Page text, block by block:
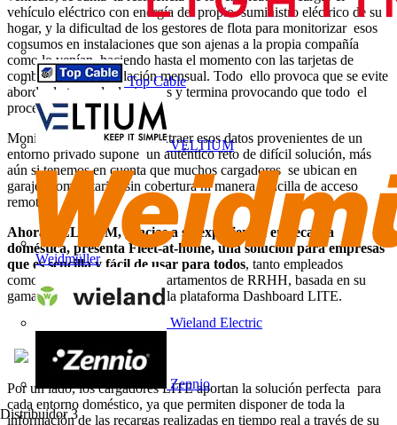
Top Cable
VELTIUM
Weidmüller
Wieland Electric
Zennio
Distribuidor 3
vehículo eléctrico con energía del propio suministro eléctrico de su
hogar, y la dificultad de los gestores de flota para monitorizar esos
consumos en instalaciones que son ajenas a la propia compañía
como lo venían haciendo hasta el momento con las tarjetas de
combustible de liquidación mensual. Todo ello provoca que se evite
abordar la toma de decisiones y termina provocando que todo el
proceso se retrase.
Monitorizar las recargas y extraer esos datos provenientes de un
entorno privado supone un auténtico reto de difícil solución, más
aún si tenemos en cuenta que muchos cargadores se ubican en
garajes comunitarios sin cobertura ni manera sencilla de acceso
remoto
Ahora VELTIUM, gracias a su experiencia en recarga
doméstica, presenta Fleet-at-home, una solución para empresas
que es sencilla y fácil de usar para todos, tanto empleados
como gestores de flota o departamentos de RRHH, basada en su
gama de cargadores LITE y la plataforma Dashboard LITE.
Por un lado, los cargadores LITE aportan la solución perfecta para
cada entorno doméstico, ya que permiten disponer de toda la
información de las recargas realizadas en tiempo real a través de su